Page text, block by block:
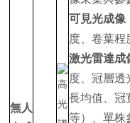
無人
可見光成像
度、卷葉程
激光雷達成
度、冠層透
長均值、冠
等）、單株